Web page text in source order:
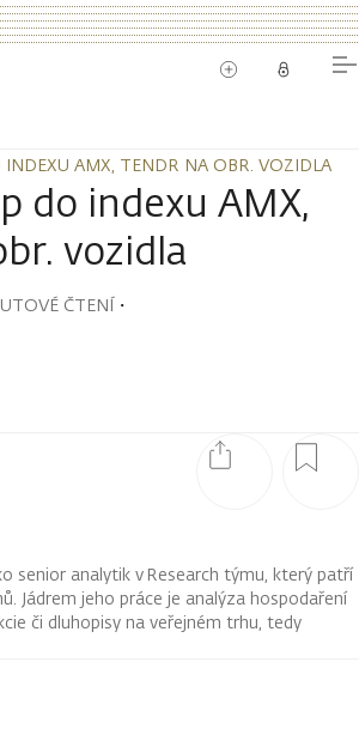
INDEXU AMX, TENDR NA OBR. VOZIDLA
INDEXU AMX, TENDR NA OBR. VOZIDLA
do indexu AMX,
vozidla
ČTENÍ・
senior analytik v Research týmu, který patří
Jádrem jeho práce je analýza hospodaření
či dluhopisy na veřejném trhu, tedy